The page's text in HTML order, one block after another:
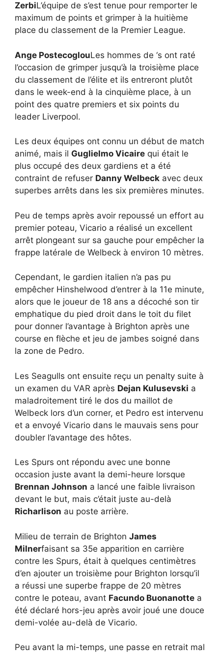
ZerbiL’équipe de s’est tenue pour remporter le
maximum de points et grimper à la huitième
place du classement de la Premier League.
Ange PostecoglouLes hommes de ‘s ont raté
l’occasion de grimper jusqu’à la troisième place
du classement de l’élite et ils entreront plutôt
dans le week-end à la cinquième place, à un
point des quatre premiers et six points du
leader Liverpool.
Les deux équipes ont connu un début de match
animé, mais il Guglielmo Vicaire qui était le
plus occupé des deux gardiens et a été
contraint de refuser Danny Welbeck avec deux
superbes arrêts dans les six premières minutes.
Peu de temps après avoir repoussé un effort au
premier poteau, Vicario a réalisé un excellent
arrêt plongeant sur sa gauche pour empêcher la
frappe latérale de Welbeck à environ 10 mètres.
Cependant, le gardien italien n’a pas pu
empêcher Hinshelwood d’entrer à la 11e minute,
alors que le joueur de 18 ans a décoché son tir
emphatique du pied droit dans le toit du filet
pour donner l’avantage à Brighton après une
course en flèche et jeu de jambes soigné dans
la zone de Pedro.
Les Seagulls ont ensuite reçu un penalty suite à
un examen du VAR après Dejan Kulusevski a
maladroitement tiré le dos du maillot de
Welbeck lors d’un corner, et Pedro est intervenu
et a envoyé Vicario dans le mauvais sens pour
doubler l’avantage des hôtes.
Les Spurs ont répondu avec une bonne
occasion juste avant la demi-heure lorsque
Brennan Johnson a lancé une faible livraison
devant le but, mais c’était juste au-delà
Richarlison au poste arrière.
Milieu de terrain de Brighton James
Milnerfaisant sa 35e apparition en carrière
contre les Spurs, était à quelques centimètres
d’en ajouter un troisième pour Brighton lorsqu’il
a réussi une superbe frappe de 20 mètres
contre le poteau, avant Facundo Buonanotte a
été déclaré hors-jeu après avoir joué une douce
demi-volée au-delà de Vicario.
Peu avant la mi-temps, une passe en retrait mal